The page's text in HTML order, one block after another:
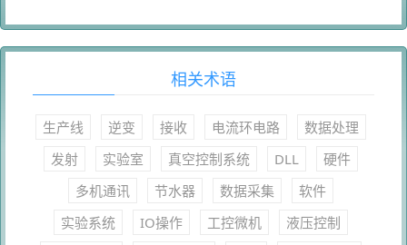
相关术语
生产线 逆变 接收 电流环电路
数据处理
发射
实验室 真空控制系统 DLL
硬件
多机通讯
节水器 数据采集
软件
实验系统
IO操作 工控微机
液压控制